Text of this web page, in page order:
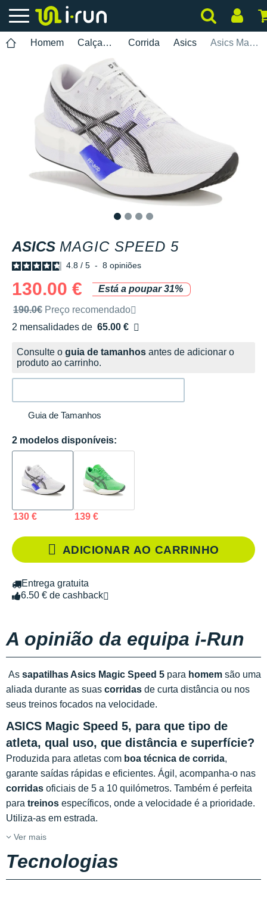
Homem Calçados Corrida Asics Asics Magic Speed 5
ASICS MAGIC SPEED 5
4.8 / 5 - 8 opiniões
130.00 €
Está a poupar 31%
Preço de venda recomendado pela marca
190.0€ Preço recomendado
2 mensalidades de 65.00 €
sem custos
Consulte o guia de tamanhos antes de adicionar o
produto ao carrinho.
Guia de Tamanhos
2 modelos disponíveis:
130 € 139 €
ADICIONAR AO CARRINHO
Entrega gratuita
6.50 € de cashback
A opinião da equipa i-Run
As sapatilhas Asics Magic Speed 5 para homem são uma
aliada durante as suas corridas de curta distância ou nos
seus treinos focados na velocidade.
ASICS Magic Speed 5, para que tipo de
atleta, qual uso, que distância e superfície?
Produzida para atletas com boa técnica de corrida,
garante saídas rápidas e eficientes. Ágil, acompanha-o nas
corridas oficiais de 5 a 10 quilómetros. Também é perfeita
para treinos específicos, onde a velocidade é a prioridade.
Utiliza-as em estrada.
Ver mais
Tecnologias